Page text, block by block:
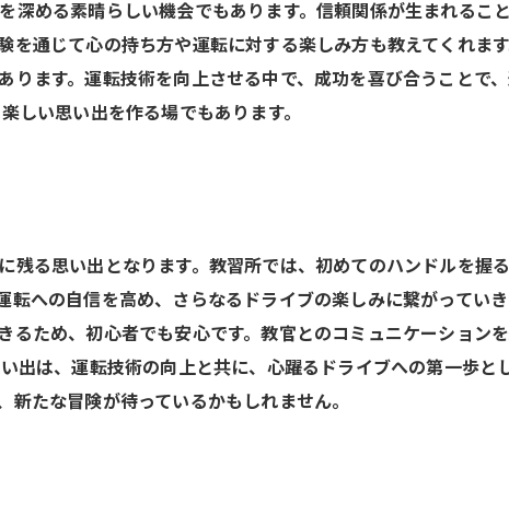
める素晴らしい機会でもあります。信頼関係が生まれるこ
通じて心の持ち方や運転に対する楽しみ方も教えてくれま
ます。運転技術を向上させる中で、成功を喜び合うことで
しい思い出を作る場でもあります。
る思い出となります。教習所では、初めてのハンドルを握
への自信を高め、さらなるドライブの楽しみに繋がってい
ため、初心者でも安心です。教官とのコミュニケーション
出は、運転技術の向上と共に、心躍るドライブへの第一歩と
たな冒険が待っているかもしれません。